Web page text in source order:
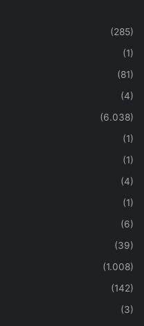
(285)
(1)
(81)
(4)
(6.038)
(1)
(1)
(4)
(1)
(6)
(39)
(1.008)
(142)
(3)